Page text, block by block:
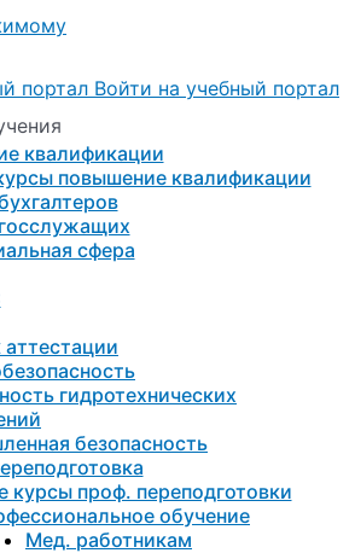
Войти на учебный портал
квалификации
повышение квалификации
сфера
гидротехнических
безопасность
курсы проф. переподготовки
обучение
Мед. работникам